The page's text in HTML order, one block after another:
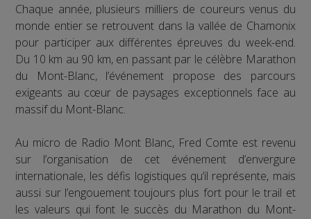
Chaque année, plusieurs milliers de coureurs venus du
monde entier se retrouvent dans la vallée de Chamonix
pour participer aux différentes épreuves du week-end.
Du 10 km au 90 km, en passant par le célèbre Marathon
du Mont-Blanc, l’événement propose des parcours
exigeants au cœur de paysages exceptionnels face au
massif du Mont-Blanc.
Au micro de Radio Mont Blanc, Fred Comte est revenu
sur l’organisation de cet événement d’envergure
internationale, les défis logistiques qu’il représente, mais
aussi sur l’engouement toujours plus fort pour le trail et
les valeurs qui font le succès du Marathon du Mont-